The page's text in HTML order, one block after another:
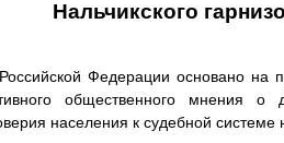
Нальчикского
Федерации основано на
общественного мнения о
населения к судебной